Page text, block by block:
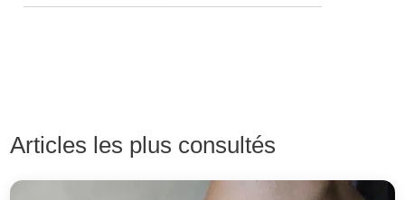
Articles les plus consultés